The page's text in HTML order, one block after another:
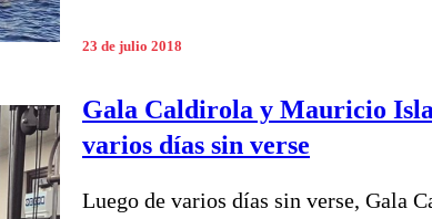
23 de julio 2018
Gala Caldirola y Mauricio
varios días sin verse
Luego de varios días sin verse, Gala